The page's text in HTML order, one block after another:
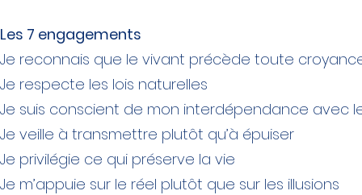
Les 7 engagements
Je reconnais que le vivant précède toute
Je respecte les lois naturelles
Je suis conscient de mon interdépendance avec
Je veille à transmettre plutôt qu’à épuiser
Je privilégie ce qui préserve la vie
Je m’appuie sur le réel plutôt que sur les illusions